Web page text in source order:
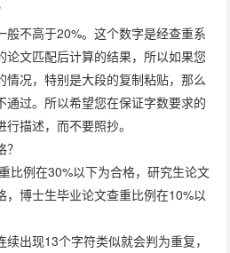
般不高于20%。这个数字是经查重系
论文匹配后计算的结果，所以如果您
情况，特别是大段的复制粘贴，那么
通过。所以希望您在保证字数要求的
描述，而不要照抄。
比例在30%以下为合格，研究生论文
，博士生毕业论文查重比例在10%以
出现13个字符类似就会判为重复，